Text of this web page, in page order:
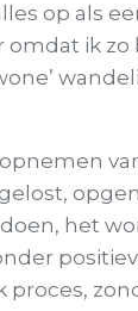
op als
ik zo
het
proces,